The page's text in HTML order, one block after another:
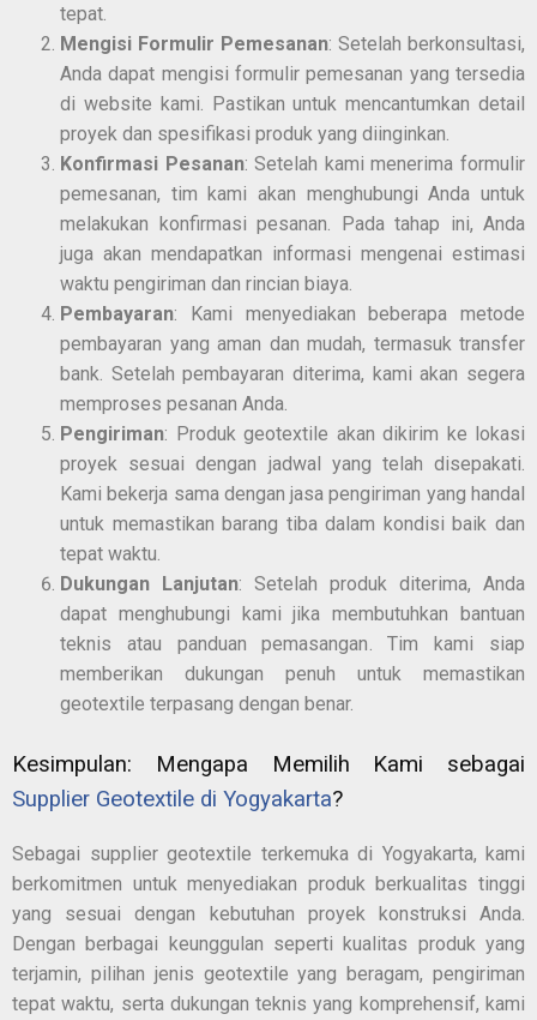
tepat.
Mengisi Formulir Pemesanan: Setelah berkonsultasi,
Anda dapat mengisi formulir pemesanan yang tersedia
di website kami. Pastikan untuk mencantumkan detail
proyek dan spesifikasi produk yang diinginkan.
Konfirmasi Pesanan: Setelah kami menerima formulir
pemesanan, tim kami akan menghubungi Anda untuk
melakukan konfirmasi pesanan. Pada tahap ini, Anda
juga akan mendapatkan informasi mengenai estimasi
waktu pengiriman dan rincian biaya.
Pembayaran: Kami menyediakan beberapa metode
pembayaran yang aman dan mudah, termasuk transfer
bank. Setelah pembayaran diterima, kami akan segera
memproses pesanan Anda.
Pengiriman: Produk geotextile akan dikirim ke lokasi
proyek sesuai dengan jadwal yang telah disepakati.
Kami bekerja sama dengan jasa pengiriman yang handal
untuk memastikan barang tiba dalam kondisi baik dan
tepat waktu.
Dukungan Lanjutan: Setelah produk diterima, Anda
dapat menghubungi kami jika membutuhkan bantuan
teknis atau panduan pemasangan. Tim kami siap
memberikan dukungan penuh untuk memastikan
geotextile terpasang dengan benar.
Kesimpulan: Mengapa Memilih Kami sebagai
Supplier Geotextile di Yogyakarta?
Sebagai supplier geotextile terkemuka di Yogyakarta, kami
berkomitmen untuk menyediakan produk berkualitas tinggi
yang sesuai dengan kebutuhan proyek konstruksi Anda.
Dengan berbagai keunggulan seperti kualitas produk yang
terjamin, pilihan jenis geotextile yang beragam, pengiriman
tepat waktu, serta dukungan teknis yang komprehensif, kami